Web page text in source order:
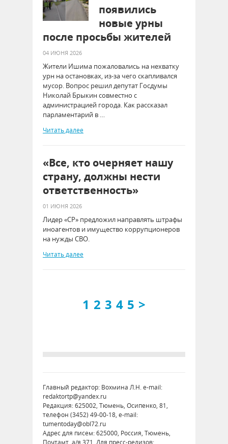
появились
новые урны
после просьбы жителей
04 ИЮНЯ 2026
Жители Ишима пожаловались на нехватку
урн на остановках, из-за чего скапливался
мусор. Вопрос решил депутат Госдумы
Николай Брыкин совместно с
администрацией города. Как рассказал
парламентарий в …
Читать далее
«Все, кто очерняет нашу
страну, должны нести
ответственность»
01 ИЮНЯ 2026
Лидер «СР» предложил направлять штрафы
иноагентов и имущество коррупционеров
на нужды СВО.
Читать далее
1 2 3 4 5 >
Главный редактор: Вохмина Л.Н. e-mail:
redaktortp@yandex.ru
Редакция: 625002, Тюмень, Осипенко, 81,
телефон (3452) 49-00-18, e-mail:
tumentoday@obl72.ru
Адрес для писем: 625000, Россия, Тюмень,
Почтамт, а/я 371. Для пресс-релизов: